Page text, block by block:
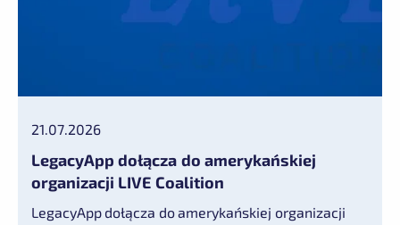
21.07.2026
LegacyApp dołącza do amerykańskiej
organizacji LIVE Coalition
LegacyApp dołącza do amerykańskiej organizacji